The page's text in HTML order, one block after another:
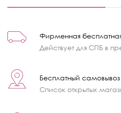
Фирменная
Действует для СПБ в
Бесплатный
Список открытых